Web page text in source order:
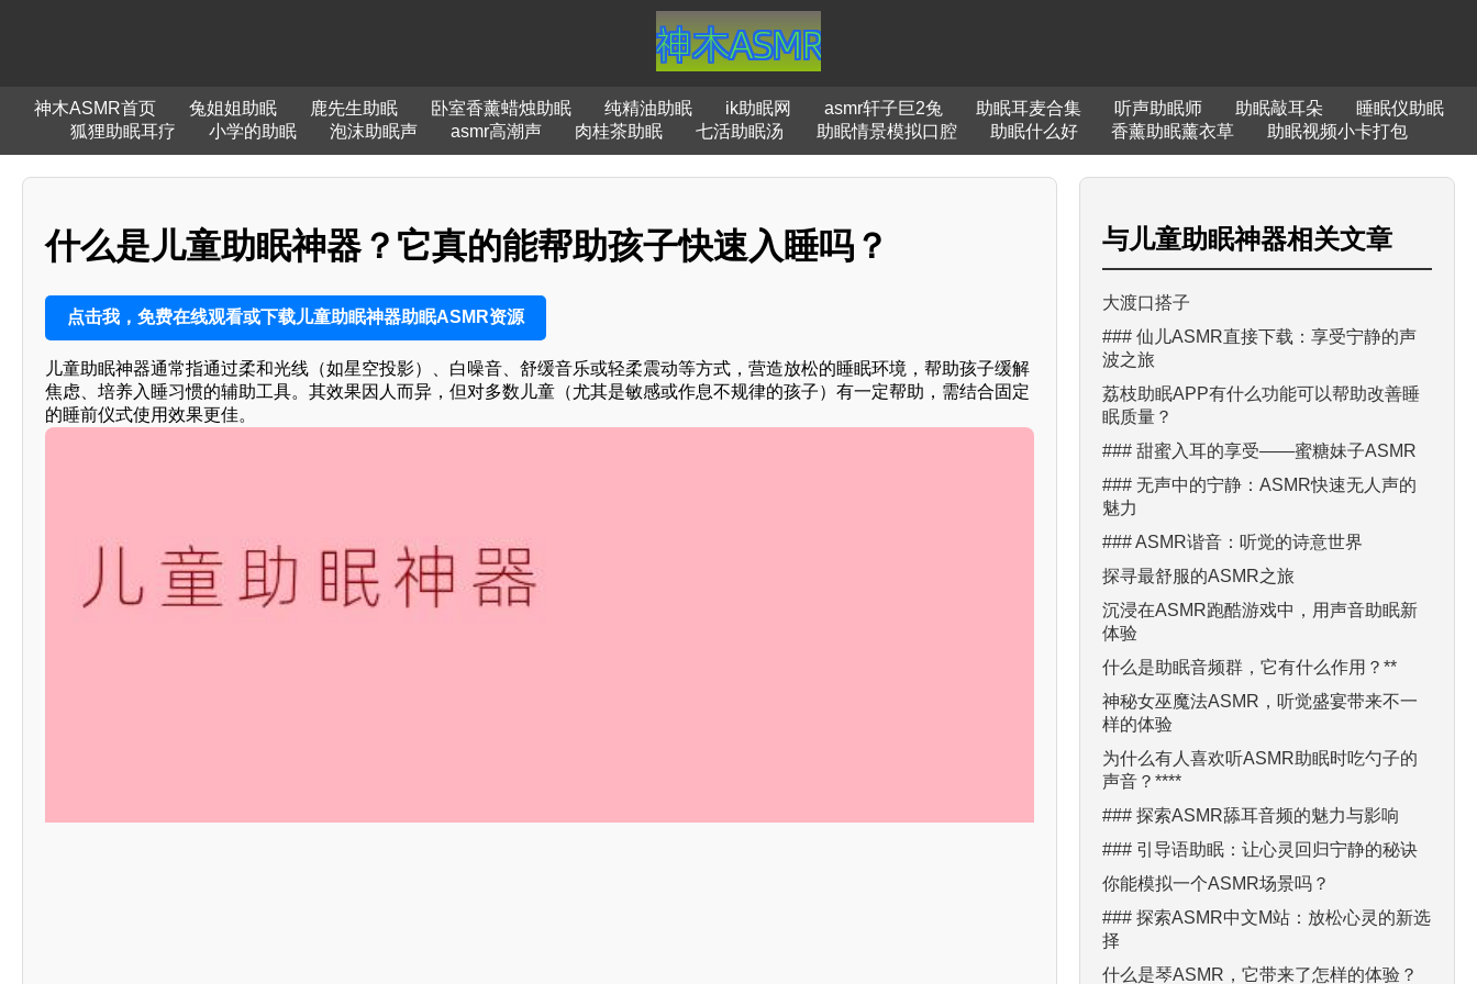
神木ASMR首页 兔姐姐助眠 鹿先生助眠 卧室香薰蜡烛助眠 纯精油助眠 ik助眠网 asmr轩子巨2兔 助眠耳麦合集 听声助眠师 助眠敲耳朵
睡眠仪助眠
狐狸助眠耳疗
小学的助眠 泡沫助眠声 asmr高潮声 肉桂茶助眠 七活助眠汤 助眠情景模拟口腔 助眠什么好 香薰助眠薰衣草 助眠视频小卡打包
什么是儿童助眠神器？它真的能帮助孩子快速入睡吗？
点击我，免费在线观看或下载儿童助眠神器助眠ASMR资源
儿童助眠神器通常指通过柔和光线（如星空投影）、白噪音、舒缓音乐或轻柔震动等方式，营造放松的睡眠环境，帮助孩子缓解
焦虑、培养入睡习惯的辅助工具。其效果因人而异，但对多数儿童（尤其是敏感或作息不规律的孩子）有一定帮助，需结合固定
的睡前仪式使用效果更佳。
与儿童助眠神器相关文章
大渡口搭子
### 仙儿ASMR直接下载：享受宁静的声
波之旅
荔枝助眠APP有什么功能可以帮助改善睡
眠质量？
### 甜蜜入耳的享受——蜜糖妹子ASMR
### 无声中的宁静：ASMR快速无人声的
魅力
### ASMR谐音：听觉的诗意世界
探寻最舒服的ASMR之旅
沉浸在ASMR跑酷游戏中，用声音助眠新
体验
什么是助眠音频群，它有什么作用？**
神秘女巫魔法ASMR，听觉盛宴带来不一
样的体验
为什么有人喜欢听ASMR助眠时吃勺子的
声音？****
### 探索ASMR舔耳音频的魅力与影响
### 引导语助眠：让心灵回归宁静的秘诀
你能模拟一个ASMR场景吗？
### 探索ASMR中文M站：放松心灵的新选
择
什么是琴ASMR，它带来了怎样的体验？